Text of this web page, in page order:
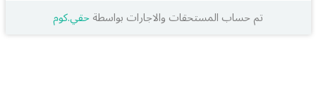
تم حساب المستحقات والاجارات بواسطةحقي.كوم